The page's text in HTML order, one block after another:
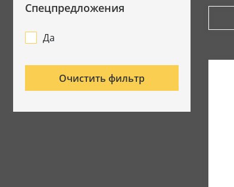
Спецпредложения
Да
Очистить фильтр